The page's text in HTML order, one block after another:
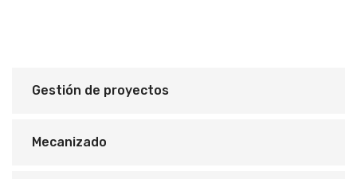
Gestión de proyectos
Mecanizado